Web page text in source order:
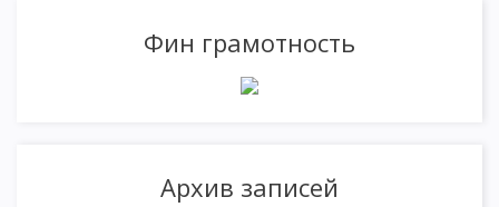
Фин грамотность
Архив записей